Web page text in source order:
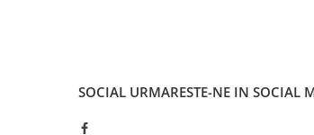
SOCIAL URMARESTE-NE IN SOCIAL